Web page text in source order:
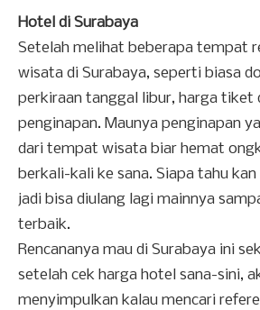
Hotel di Surabaya
Setelah melihat beberapa tempat
wisata di Surabaya, seperti biasa
perkiraan tanggal libur, harga tiket
penginapan. Maunya penginapan
dari tempat wisata biar hemat
berkali-kali ke sana. Siapa tahu kan
jadi bisa diulang lagi mainnya
terbaik.
Rencananya mau di Surabaya ini
setelah cek harga hotel sana-sini,
menyimpulkan kalau mencari